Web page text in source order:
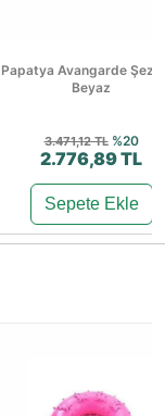
Papatya Avangarde
Beyaz
3.471,12 TL %20
2.776,89 TL
Sepete Ekle